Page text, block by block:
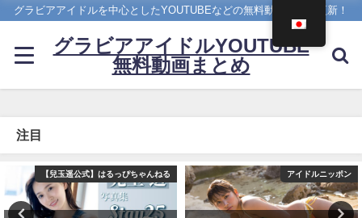
グラビアアイドルを中心としたYOUTUBEなどの無料動画を日々更新！
グラビアアイドルYOUTUBE
無料動画まとめ
注目
アイドルニッポン 4K UPSCALING CLUB